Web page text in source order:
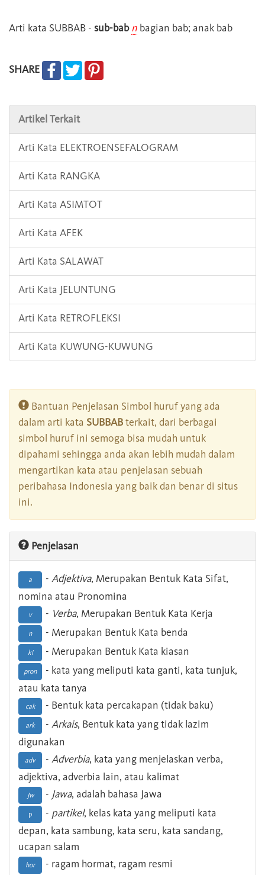
Arti kata SUBBAB - sub-bab n bagian bab; anak bab
SHARE
Artikel Terkait
Arti Kata ELEKTROENSEFALOGRAM
Arti Kata RANGKA
Arti Kata ASIMTOT
Arti Kata AFEK
Arti Kata SALAWAT
Arti Kata JELUNTUNG
Arti Kata RETROFLEKSI
Arti Kata KUWUNG-KUWUNG
Bantuan Penjelasan Simbol huruf yang ada
dalam arti kata SUBBABterkait, dari berbagai
simbol huruf ini semoga bisa mudah untuk
dipahami sehingga anda akan lebih mudah dalam
mengartikan kata atau penjelasan sebuah
peribahasa Indonesia yang baik dan benar di situs
ini.
Penjelasan
a - Adjektiva, Merupakan Bentuk Kata Sifat,
nomina atau Pronomina
v - Verba, Merupakan Bentuk Kata Kerja
n - Merupakan Bentuk Kata benda
ki - Merupakan Bentuk Kata kiasan
pron
- kata yang meliputi kata ganti, kata tunjuk,
atau kata tanya
cak - Bentuk kata percakapan (tidak baku)
ark - Arkais, Bentuk kata yang tidak lazim
digunakan
adv - Adverbia, kata yang menjelaskan verba,
adjektiva, adverbia lain, atau kalimat
Jw - Jawa, adalah bahasa Jawa
p - partikel, kelas kata yang meliputi kata
depan, kata sambung, kata seru, kata sandang,
ucapan salam
hor - ragam hormat, ragam resmi